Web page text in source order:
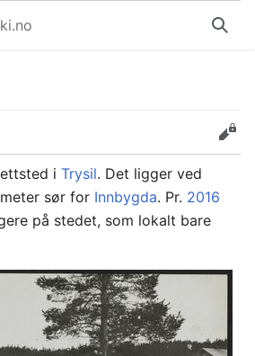
Søk
Rediger
i Trysil. Det ligger ved
sør for Innbygda. Pr. 2016
på stedet, som lokalt bare